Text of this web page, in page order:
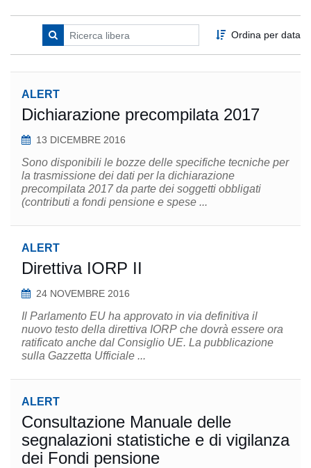
Ordina per data
ALERT
Dichiarazione precompilata 2017
13 DICEMBRE 2016
Sono disponibili le bozze delle specifiche tecniche per
la trasmissione dei dati per la dichiarazione
precompilata 2017 da parte dei soggetti obbligati
(contributi a fondi pensione e spese ...
ALERT
Direttiva IORP II
24 NOVEMBRE 2016
Il Parlamento EU ha approvato in via definitiva il
nuovo testo della direttiva IORP che dovrà essere ora
ratificato anche dal Consiglio UE. La pubblicazione
sulla Gazzetta Ufficiale ...
ALERT
Consultazione Manuale delle
segnalazioni statistiche e di vigilanza
dei Fondi pensione